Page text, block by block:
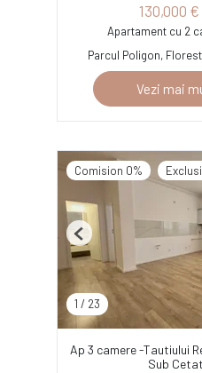
130,000 €
Apartament cu 2
Parcul Poligon,
Vezi mai
Comision 0%
1 / 23
Previous
Ap 3 camere -Tautiului
Sub